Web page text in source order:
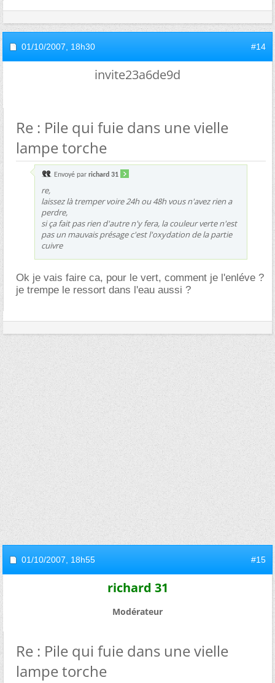
01/10/2007, 18h30 #14
invite23a6de9d
Re : Pile qui fuie dans une vielle
lampe torche
Envoyé par richard 31
re,
laissez là tremper voire 24h ou 48h vous n'avez rien a
perdre,
si ça fait pas rien d'autre n'y fera, la couleur verte n'est
pas un mauvais présage c'est l'oxydation de la partie
cuivre
Ok je vais faire ca, pour le vert, comment je l'enléve ?
je trempe le ressort dans l'eau aussi ?
01/10/2007, 18h55 #15
richard 31
Modérateur
Re : Pile qui fuie dans une vielle
lampe torche